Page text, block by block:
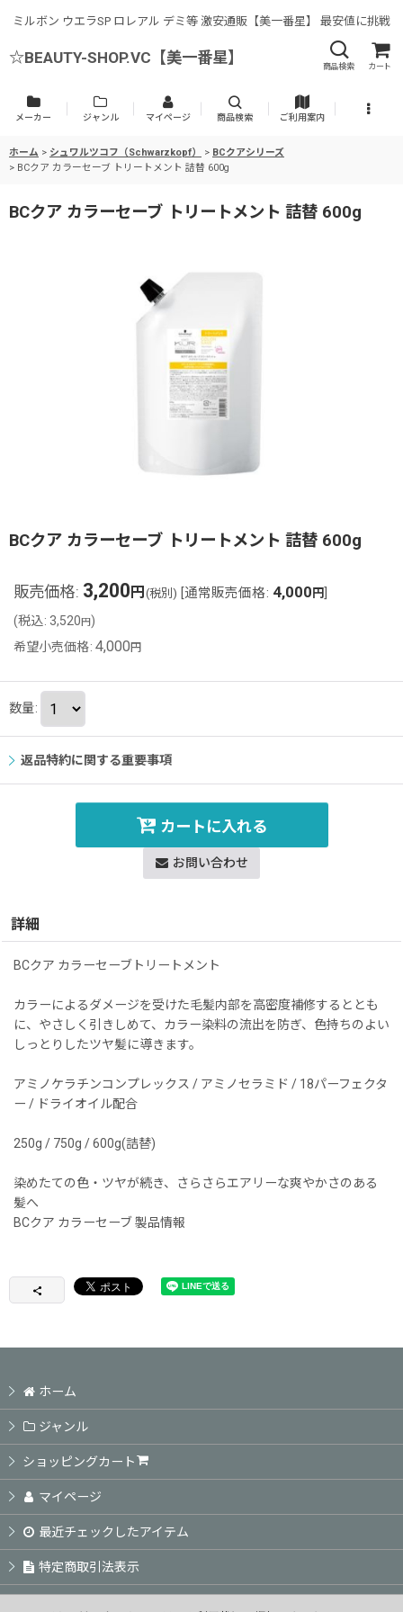
ミルボン ウエラSP ロレアル デミ等 激安通販【美一番星】 最安値に挑戦
☆BEAUTY-SHOP.VC【美一番星】
商品検索 カート
メーカー ジャンル マイページ 商品検索 ご利用案内
ホーム > シュワルツコフ（Schwarzkopf） > BCクアシリーズ
> BCクア カラーセーブ トリートメント 詰替 600g
BCクア カラーセーブ トリートメント 詰替 600g
BCクア カラーセーブ トリートメント 詰替 600g
販売価格: 3,200 円 (税別) [通常販売価格: 4,000 円]
(税込: 3,520円)
希望小売価格: 4,000 円
数量:
返品特約に関する重要事項
カートに入れる
お問い合わせ
詳細
BCクア カラーセーブトリートメント
カラーによるダメージを受けた毛髪内部を高密度補修するととも
に、やさしく引きしめて、カラー染料の流出を防ぎ、色持ちのよい
しっとりしたツヤ髪に導きます。
アミノケラチンコンプレックス / アミノセラミド / 18パーフェクタ
ー / ドライオイル配合
250g / 750g / 600g(詰替)
染めたての色・ツヤが続き、さらさらエアリーな爽やかさのある
髪へ
BCクア カラーセーブ 製品情報
ホーム
ジャンル
ショッピングカート
マイページ
最近チェックしたアイテム
特定商取引法表示